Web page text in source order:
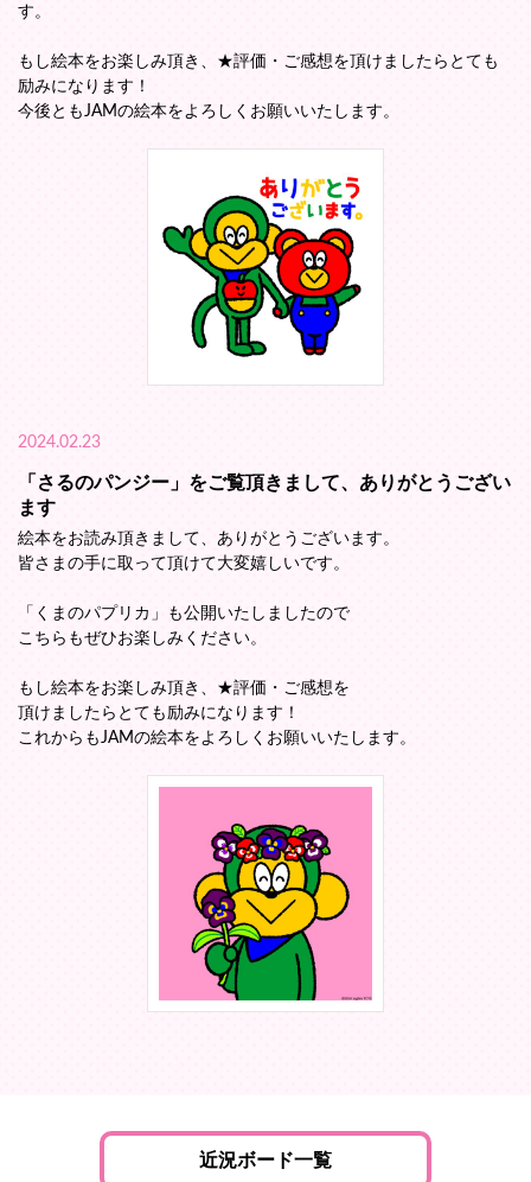
す。
もし絵本をお楽しみ頂き、★評価・ご感想を頂けましたらとても
励みになります！
今後ともJAMの絵本をよろしくお願いいたします。
2024.02.23
「さるのパンジー」をご覧頂きまして、ありがとうござい
ます
絵本をお読み頂きまして、ありがとうございます。
皆さまの手に取って頂けて大変嬉しいです。
「くまのパプリカ」も公開いたしましたので
こちらもぜひお楽しみください。
もし絵本をお楽しみ頂き、★評価・ご感想を
頂けましたらとても励みになります！
これからもJAMの絵本をよろしくお願いいたします。
近況ボード一覧